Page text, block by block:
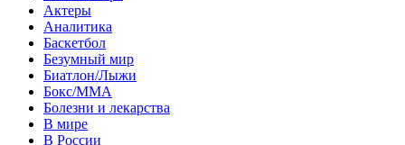
Актеры
Аналитика
Баскетбол
Безумный мир
Биатлон/Лыжи
Бокс/MMA
Болезни и лекарства
В мире
В России